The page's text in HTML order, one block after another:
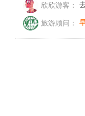
欣欣游客：
旅游顾问：